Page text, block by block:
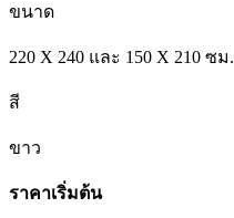
ขนาด
220 X 240 และ 150 X 210 ซม.
สี
ขาว
ราคาเริ่มต้น